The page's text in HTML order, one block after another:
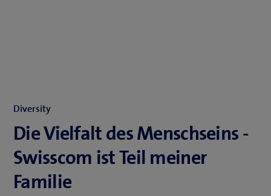
Diversity
Die Vielfalt des Menschseins -
Swisscom ist Teil meiner
Familie